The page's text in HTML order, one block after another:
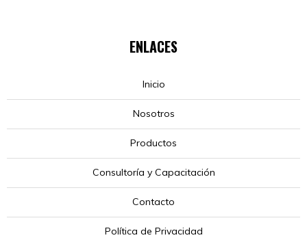
ENLACES
Inicio
Nosotros
Productos
Consultoría y Capacitación
Contacto
Política de Privacidad